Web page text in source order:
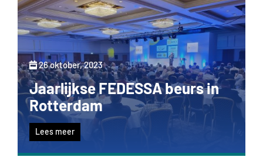
26 oktober, 2023
Jaarlijkse FEDESSA beurs in
Rotterdam
Lees meer